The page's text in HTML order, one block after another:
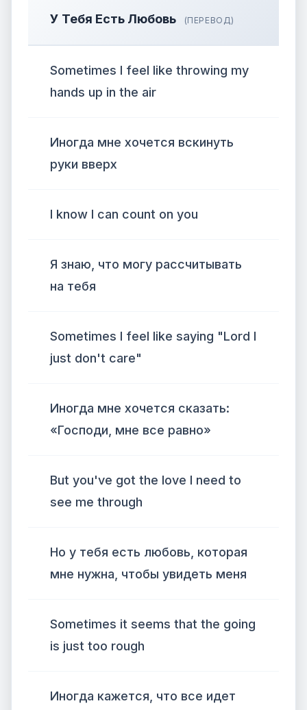
У Тебя Есть Любовь (ПЕРЕВОД)
Sometimes I feel like throwing my
hands up in the air
Иногда мне хочется вскинуть
руки вверх
I know I can count on you
Я знаю, что могу рассчитывать
на тебя
Sometimes I feel like saying "Lord I
just don't care"
Иногда мне хочется сказать:
«Господи, мне все равно»
But you've got the love I need to
see me through
Но у тебя есть любовь, которая
мне нужна, чтобы увидеть меня
Sometimes it seems that the going
is just too rough
Иногда кажется, что все идет